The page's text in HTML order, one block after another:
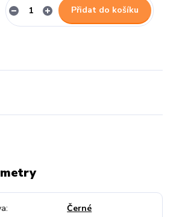
Přidat do košíku
Černé